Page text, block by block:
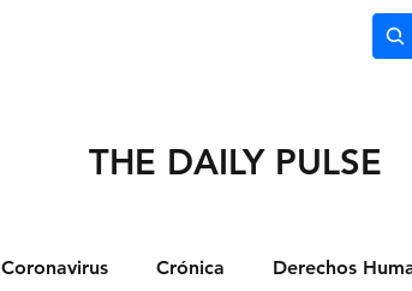
THE DAILY PULSE
Coronavirus Crónica Derechos